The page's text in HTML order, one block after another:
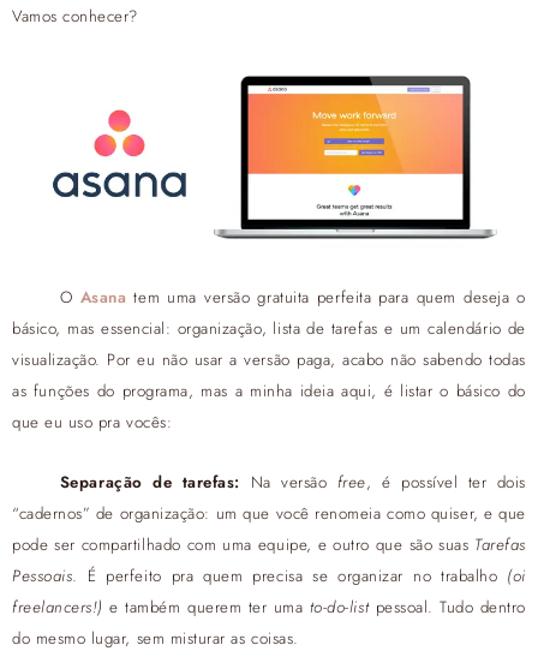
Vamos conhecer?
O Asana tem uma versão gratuita perfeita para quem deseja o
básico, mas essencial: organização, lista de tarefas e um calendário de
visualização. Por eu não usar a versão paga, acabo não sabendo todas
as funções do programa, mas a minha ideia aqui, é listar o básico do
que eu uso pra vocês:
Separação de tarefas: Na versão free, é possível ter dois
“cadernos” de organização: um que você renomeia como quiser, e que
pode ser compartilhado com uma equipe, e outro que são suas Tarefas
Pessoais. É perfeito pra quem precisa se organizar no trabalho (oi
freelancers!) e também querem ter uma to-do-listpessoal. Tudo dentro
do mesmo lugar, sem misturar as coisas.